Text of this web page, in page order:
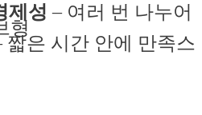
제성 – 여러 번 나누어
형
짧은 시간 안에 만족스